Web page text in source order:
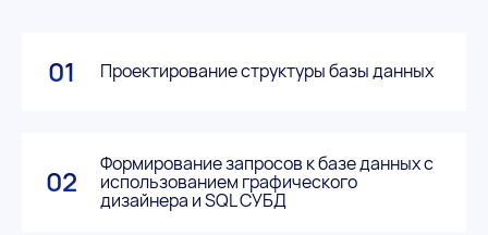
01 Проектирование структуры базы данных
02
Формирование запросов к базе данных с
использованием графического
дизайнера и SQL СУБД